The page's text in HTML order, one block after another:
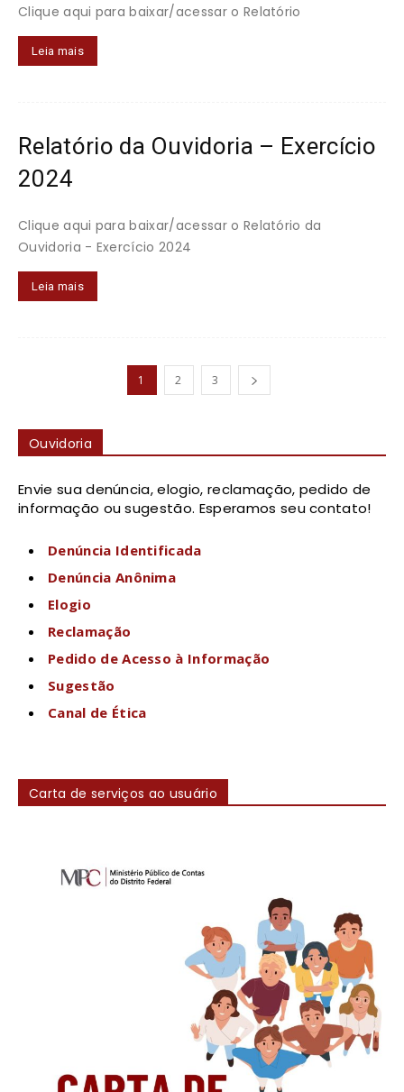
Clique aqui para baixar/acessar o Relatório
Leia mais
Relatório da Ouvidoria – Exercício
2024
Clique aqui para baixar/acessar o Relatório da
Ouvidoria - Exercício 2024
Leia mais
1 2 3
Ouvidoria
Envie sua denúncia, elogio, reclamação, pedido de
informação ou sugestão. Esperamos seu contato!
Denúncia Identificada
Denúncia Anônima
Elogio
Reclamação
Pedido de Acesso à Informação
Sugestão
Canal de Ética
Carta de serviços ao usuário